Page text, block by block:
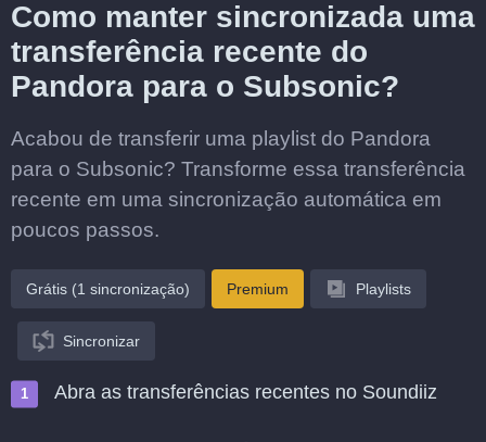
Como manter sincronizada uma
transferência recente do
Pandora para o Subsonic?
Acabou de transferir uma playlist do Pandora
para o Subsonic? Transforme essa transferência
recente em uma sincronização automática em
poucos passos.
Grátis (1 sincronização) Premium Playlists
Sincronizar
Abra as transferências recentes no Soundiiz